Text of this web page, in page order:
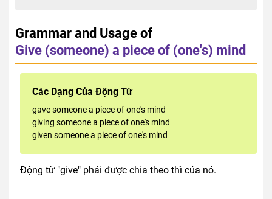
Grammar and Usage of
Give (someone) a piece of (one's) mind
Các Dạng Của Động Từ
gave someone a piece of one's mind
giving someone a piece of one's mind
given someone a piece of one's mind
Động từ "give" phải được chia theo thì của nó.